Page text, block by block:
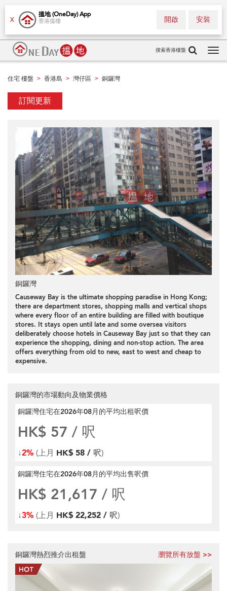
X
搵地 (OneDay) App
香港搵樓 安裝
開啟
搜索香港樓盤
住宅 樓盤 > 香港島 > 灣仔區 > 銅鑼灣
訂閱更新
銅鑼灣
Causeway Bay is the ultimate shopping paradise in Hong Kong;
there are department stores, shopping malls and vertical shops
where every floor of an entire building are filled with boutique
stores. It stays open until late and some oversea visitors
deliberately choose hotels in Causeway Bay just so that they can
experience the shopping, dining and non-stop action. The area
offers everything from old to new, east to west and cheap to
expensive.
銅鑼灣的市場動向及物業價格
銅鑼灣住宅在2026年08月 的平均出租呎價
HK$ 57 / 呎
↓2% (上月 HK$ 58 / 呎)
銅鑼灣住宅在2026年08月 的平均出售呎價
HK$ 21,617 / 呎
↓3% (上月 HK$ 22,252 / 呎)
銅鑼灣熱烈推介出租盤 瀏覽所有放盤 >>